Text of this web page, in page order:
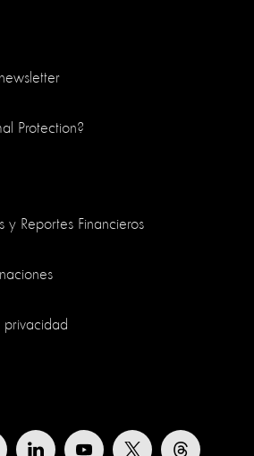
Protection?
y Reportes Financieros